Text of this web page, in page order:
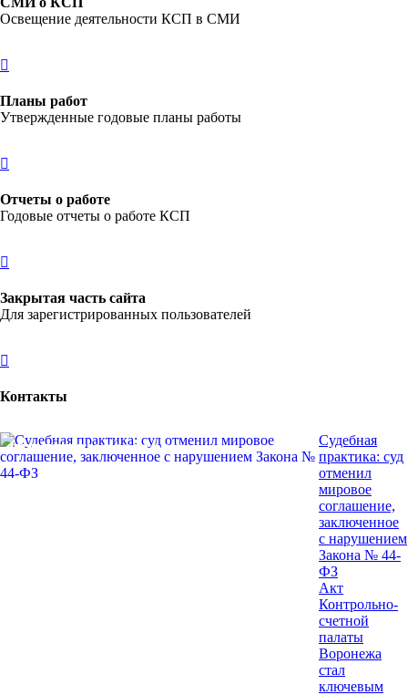
Освещение деятельности КСП в СМИ
Планы работ
Утвержденные годовые планы работы
Отчеты о работе
Годовые отчеты о работе КСП
Закрытая часть сайта
Для зарегистрированных пользователей
Контакты
НОВОСТИ
Судебная
практика: суд
отменил
мировое
соглашение,
заключенное
с нарушением
Закона № 44-
ФЗ
НОВОСТИ
Акт
Контрольно-
счетной
палаты
Воронежа
стал
ключевым
НОВОСТИ
НОВОСТИ
РЕЗУЛЬТАТЫ ПРОВЕРОК
НОВОСТИ
НОВОСТИ
НОВОСТИ
НОВОСТИ
НОВОСТИ